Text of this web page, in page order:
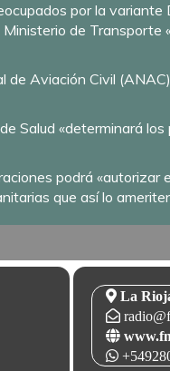
por la variante
de
Aviación Civil
Salud «determinará
podrá
que así lo
La